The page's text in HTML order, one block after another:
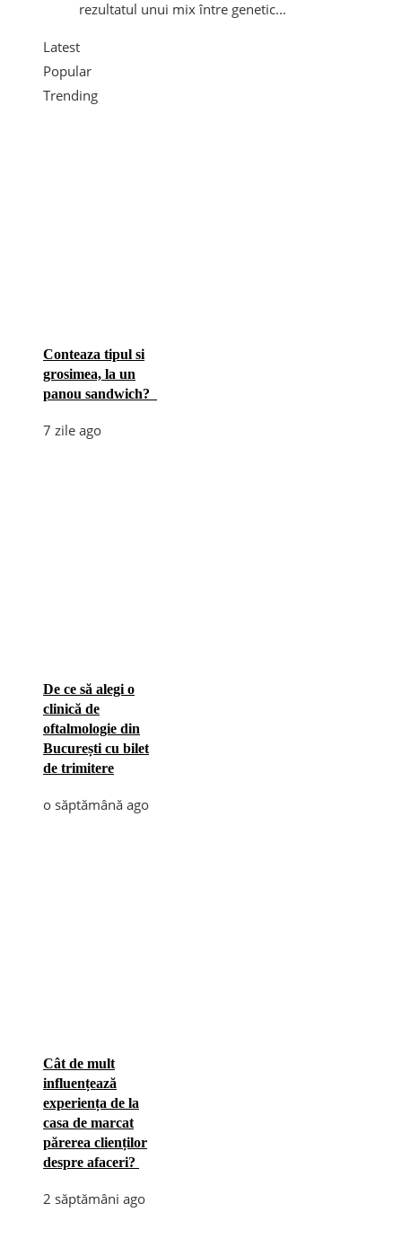
rezultatul unui mix între genetic...
Latest
Popular
Trending
Conteaza tipul si
grosimea, la un
panou sandwich?
7 zile ago
De ce să alegi o
clinică de
oftalmologie din
București cu bilet
de trimitere
o săptămână ago
Cât de mult
influențează
experiența de la
casa de marcat
părerea clienților
despre afaceri?
2 săptămâni ago